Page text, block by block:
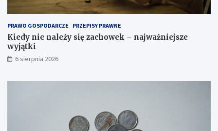
PRAWO GOSPODARCZE PRZEPISY PRAWNE
Kiedy nie należy się zachowek – najważniejsze
wyjątki
6 sierpnia 2026